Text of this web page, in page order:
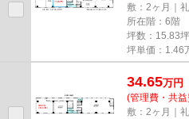
敷：2ヶ月｜
所在階：6階
坪数：15.83
坪単価： 1.46
34.65万円
(管理費・共
敷：2ヶ月｜